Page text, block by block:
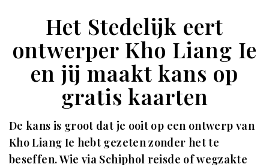
Het Stedelijk eert
ontwerper Kho Liang Ie
en jij maakt kans op
gratis kaarten
De kans is groot dat je ooit op een ontwerp van
Kho Liang Ie hebt gezeten zonder het te
beseffen. Wie via Schiphol reisde of wegzakte